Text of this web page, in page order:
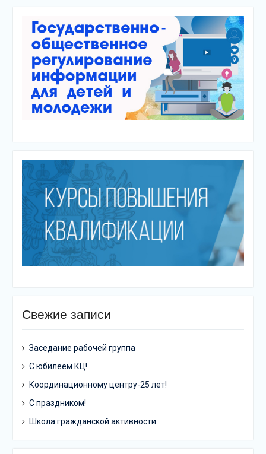
Свежие записи
Заседание рабочей группа
С юбилеем КЦ!
Координационному центру-25 лет!
С праздником!
Школа гражданской активности